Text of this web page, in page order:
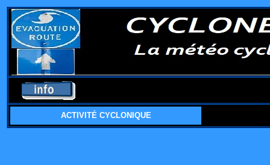
ACTIVITÉ CYCLONIQUE